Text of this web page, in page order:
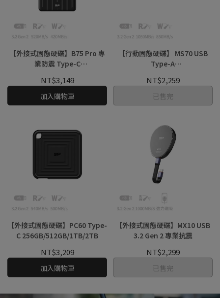
【外接式固態硬碟】B75 Pro 專
業防震 Type-C
NT$3,149
加入購物車
【行動固態硬碟】 MS70 USB
Type-A
NT$2,259
已售完
【外接式固態硬碟】PC60 Type-
C 256GB/512GB/1TB/2TB
NT$3,209
加入購物車
【外接式固態硬碟】MX10 USB
3.2 Gen 2 專業抗震
NT$2,299
已售完